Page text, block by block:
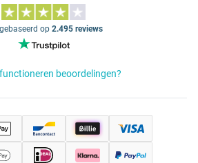
op 2.495 reviews
beoordelingen?